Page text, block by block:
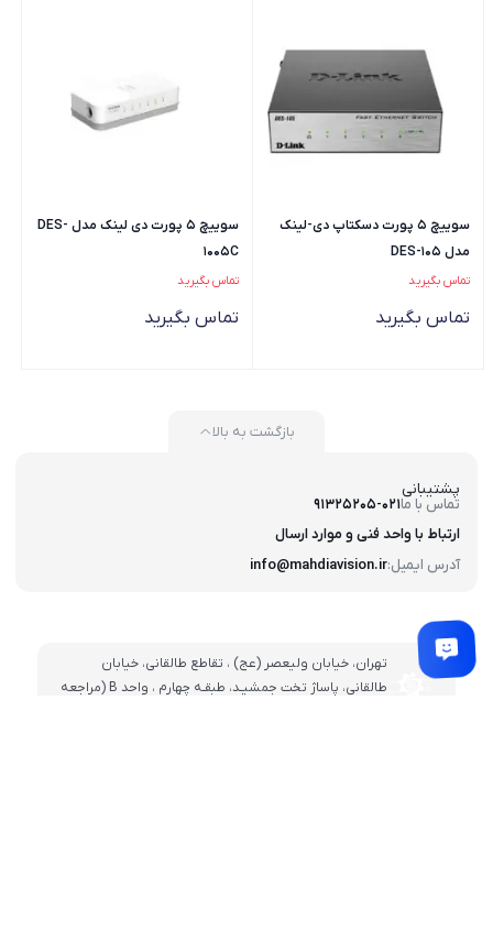
سوییچ 5 پورت دسکتاپ دی-لینک
مدل DES-105
تماس بگیرید
تماس بگیرید
سوییچ 5 پورت دی لینک مدل DES-
1005C
تماس بگیرید
تماس بگیرید
پشتیبانی
تماس با ما91325205-021
آدرس ایمیل:info@mahdiavision.ir
ارتباط با واحد فنی و موارد ارسال
بازگشت به بالا
تهران، خيابان وليعصر (عج) ، تقاطع طالقانی، خيابان
طالقانی، پاساژ تخت جمشيـد، طبقـه چهارم ، واحد B (مراجعه